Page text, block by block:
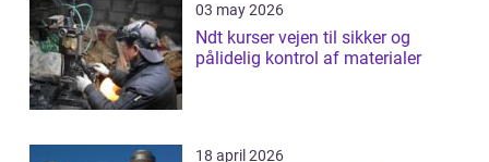
03 may 2026
Ndt kurser vejen til sikker og
pålidelig kontrol af materialer
18 april 2026